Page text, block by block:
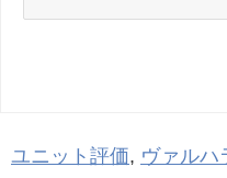
ユニット評価 ヴァルハ